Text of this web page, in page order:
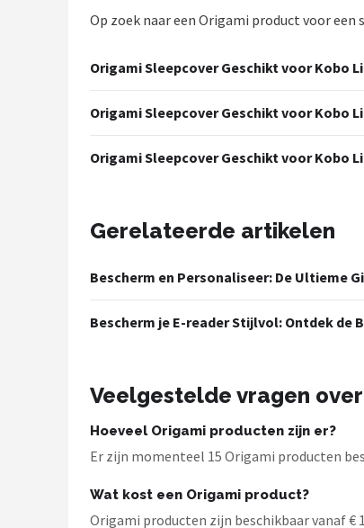
MMOBIEL
PocketBook
Geschikt voor
i12Cover
Alle merken →
Op zoek naar een Origami product voor
Origami Sleepcover Geschikt voor Kobo
Origami Sleepcover Geschikt voor Kobo
Origami Sleepcover Geschikt voor Kobo
Gerelateerde artikelen
Bescherm en Personaliseer: De Ultieme
Bescherm je E-reader Stijlvol: Ontdek de
Veelgestelde vragen
Hoeveel Origami producten zijn er?
Er zijn momenteel 15 Origami producten
Wat kost een Origami product?
Origami producten zijn beschikbaar vanaf €